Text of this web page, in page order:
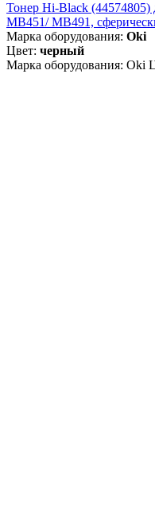
Тонер Hi-Black
MB451/ MB491,
Марка оборудования: Oki
Цвет: черный
Марка оборудования: Oki